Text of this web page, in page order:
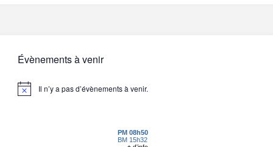
Évènements à venir
Il n’y a pas d’évènements à venir.